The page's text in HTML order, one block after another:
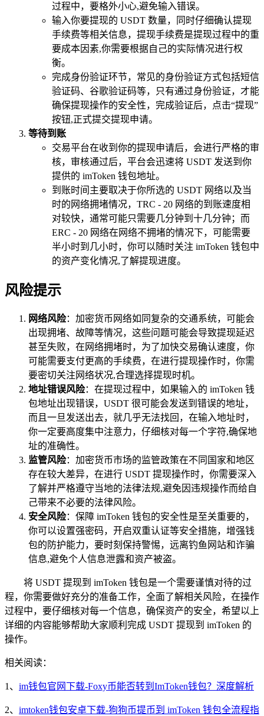
过程中，要格外小心,避免输入错误。
输入你要提现的 USDT 数量，同时仔细确认提现
手续费等相关信息，提现手续费是提现过程中的重
要成本因素,你需要根据自己的实际情况进行权
衡。
完成身份验证环节，常见的身份验证方式包括短信
验证码、谷歌验证码等，只有通过身份验证，才能
确保提现操作的安全性，完成验证后，点击“提现”
按钮,正式提交提现申请。
等待到账
交易平台在收到你的提现申请后，会进行严格的审
核，审核通过后，平台会迅速将 USDT 发送到你
提供的 imToken 钱包地址。
到账时间主要取决于你所选的 USDT 网络以及当
时的网络拥堵情况，TRC - 20 网络的到账速度相
对较快，通常可能只需要几分钟到十几分钟；而
ERC - 20 网络在网络不拥堵的情况下，可能需要
半小时到几小时，你可以随时关注 imToken 钱包中
的资产变化情况,了解提现进度。
风险提示
网络风险：加密货币网络如同复杂的交通系统，可能会
出现拥堵、故障等情况，这些问题可能会导致提现延迟
甚至失败，在网络拥堵时，为了加快交易确认速度，你
可能需要支付更高的手续费，在进行提现操作时，你需
要密切关注网络状况,合理选择提现时机。
地址错误风险：在提现过程中，如果输入的 imToken 钱
包地址出现错误，USDT 很可能会发送到错误的地址，
而且一旦发送出去，就几乎无法找回，在输入地址时，
你一定要高度集中注意力，仔细核对每一个字符,确保地
址的准确性。
监管风险：加密货币市场的监管政策在不同国家和地区
存在较大差异，在进行 USDT 提现操作时，你需要深入
了解并严格遵守当地的法律法规,避免因违规操作而给自
己带来不必要的法律风险。
安全风险：保障 imToken 钱包的安全性是至关重要的，
你可以设置强密码，开启双重认证等安全措施，增强钱
包的防护能力，要时刻保持警惕，远离钓鱼网站和诈骗
信息,避免个人信息泄露和资产被盗。
将 USDT 提现到 imToken 钱包是一个需要谨慎对待的过
程，你需要做好充分的准备工作，全面了解相关风险，在操作
过程中，要仔细核对每一个信息，确保资产的安全，希望以上
详细的内容能够帮助大家顺利完成 USDT 提现到 imToken 的
操作。
相关阅读：
1、 im钱包官网下载-Foxy币能否转到ImToken钱包？深度解析
2、 imtoken钱包安卓下载-狗狗币提币到 imToken 钱包全流程指